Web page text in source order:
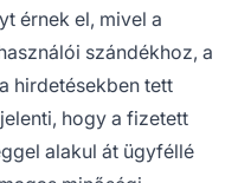
érnek el, mivel a
szándékhoz, a
hirdetésekben tett
hogy a fizetett
alakul át ügyféllé